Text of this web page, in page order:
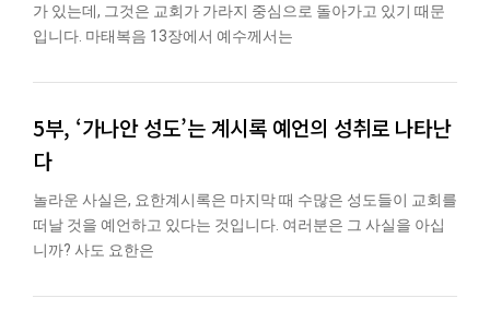
가 있는데, 그것은 교회가 가라지 중심으로 돌아가고 있기 때문
입니다. 마태복음 13장에서 예수께서는
5부, ‘가나안 성도’는 계시록 예언의 성취로 나타난
다
놀라운 사실은, 요한계시록은 마지막 때 수많은 성도들이 교회를
떠날 것을 예언하고 있다는 것입니다. 여러분은 그 사실을 아십
니까? 사도 요한은